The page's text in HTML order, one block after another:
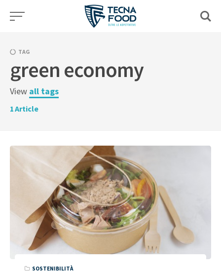
TAG
green economy
View all tags
1Article
SOSTENIBILITÀ